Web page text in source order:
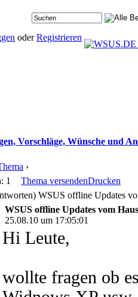
oderRegistrieren
Vorschläge, Wünsche und
›
1
Thema versendenDrucken
WSUS offline Updates
WSUS offline Updates vom
25.08.10 um 17:05:01
Hi Leute,
wollte fragen ob